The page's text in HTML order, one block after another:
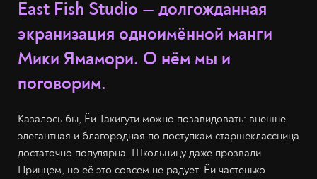
East Fish Studio — долгожданная
экранизация одноимённой манги
Мики Ямамори. О нём мы и
поговорим.
Казалось бы, Ёи Такигути можно позавидовать: внешне
элегантная и благородная по поступкам старшеклассница
достаточно популярна. Школьницу даже прозвали
Принцем, но её это совсем не радует. Ёи частенько